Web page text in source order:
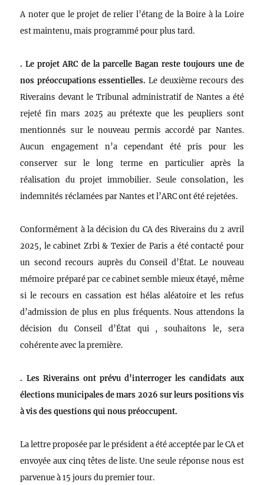
A noter que le projet de relier l’étang de la Boire à la Loire
est maintenu, mais programmé pour plus tard.
. Le projet ARC de la parcelle Bagan reste toujours une de
nos préoccupations essentielles. Le deuxième recours des
Riverains devant le Tribunal administratif de Nantes a été
rejeté fin mars 2025 au prétexte que les peupliers sont
mentionnés sur le nouveau permis accordé par Nantes.
Aucun engagement n’a cependant été pris pour les
conserver sur le long terme en particulier après la
réalisation du projet immobilier. Seule consolation, les
indemnités réclamées par Nantes et l’ARC ont été rejetées.
Conformément à la décision du CA des Riverains du 2 avril
2025, le cabinet Zrbi & Texier de Paris a été contacté pour
un second recours auprès du Conseil d’État. Le nouveau
mémoire préparé par ce cabinet semble mieux étayé, même
si le recours en cassation est hélas aléatoire et les refus
d’admission de plus en plus fréquents. Nous attendons la
décision du Conseil d’État qui , souhaitons le, sera
cohérente avec la première.
. Les Riverains ont prévu d’interroger les candidats aux
élections municipales de mars 2026 sur leurs positions vis
à vis des questions qui nous préoccupent.
La lettre proposée par le président a été acceptée par le CA et
envoyée aux cinq têtes de liste. Une seule réponse nous est
parvenue à 15 jours du premier tour.